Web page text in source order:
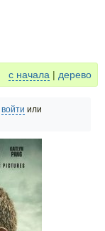
с начала | дерево
войти или